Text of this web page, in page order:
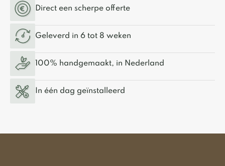
Direct een scherpe offerte
Geleverd in 6 tot 8 weken
100% handgemaakt, in Nederland
In één dag geïnstalleerd